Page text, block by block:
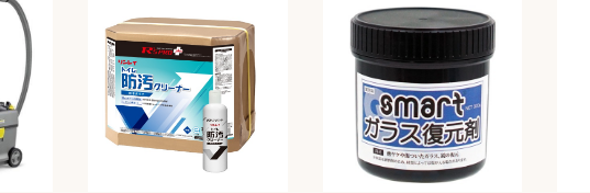
お買い物を続ける カートへ進む